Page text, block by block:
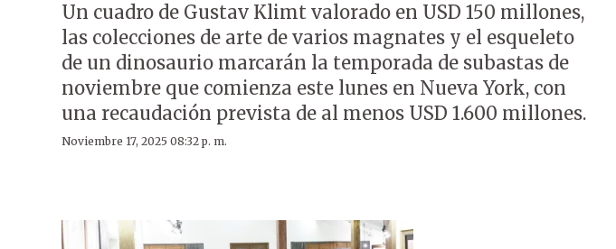
Un cuadro de Gustav Klimt valorado en USD 150 millones,
las colecciones de arte de varios magnates y el esqueleto
de un dinosaurio marcarán la temporada de subastas de
noviembre que comienza este lunes en Nueva York, con
una recaudación prevista de al menos USD 1.600 millones.
Noviembre 17, 2025 08:32 p. m.